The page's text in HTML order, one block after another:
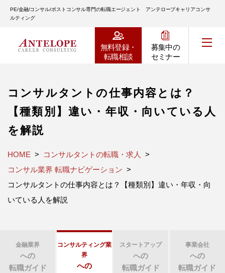
PE/金融/コンサル/ポストコンサル専門の転職エージェント アンテロープキャリアコンサ
ルティング
無料登録・
転職相談
募集中の
セミナー
コンサルタントの仕事内容とは？
【種類別】違い・年収・向いている人
を解説
HOME
コンサルタントの転職・求人
コンサル業界 転職ナビゲーション
コンサルタントの仕事内容とは？【種類別】違い・年収・向
いている人を解説
金融業界
への
転職ガイド
コンサルティング業
界
への
スタートアップ
への
転職ガイド
事業会社
への
転職ガイド